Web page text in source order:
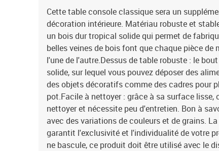
Cette table console classique sera un
décoration intérieure. Matériau robuste et
un bois dur tropical solide qui permet de
belles veines de bois font que chaque pièce
l'une de l'autre.Dessus de table robuste : le
solide, sur lequel vous pouvez déposer des
des objets décoratifs comme des cadres pour
pot.Facile à nettoyer : grâce à sa surface
nettoyer et nécessite peu d'entretien. Bon à
avec des variations de couleurs et de grains.
garantit l'exclusivité et l'individualité de votre
ne bascule, ce produit doit être utilisé avec le